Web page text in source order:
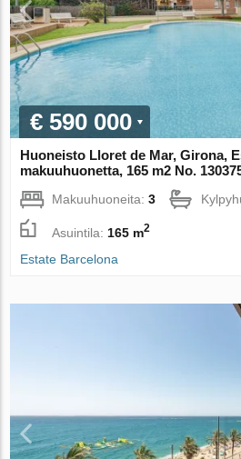
€ 590 000
Huoneisto Lloret de Mar, Girona,
makuuhuonetta, 165 m2 No.
Makuuhuoneita:3
Asuintila: 165 m2
Estate Barcelona